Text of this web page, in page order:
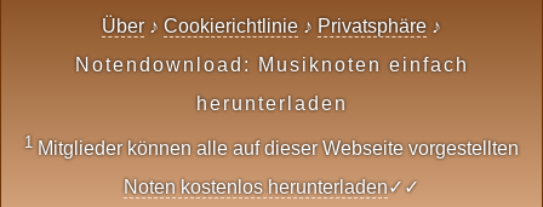
Über ♪ Cookierichtlinie ♪ Privatsphäre ♪
Notendownload: Musiknoten einfach
herunterladen
1 Mitglieder können alle auf dieser Webseite vorgestellten
Noten kostenlos herunterladen✓✓